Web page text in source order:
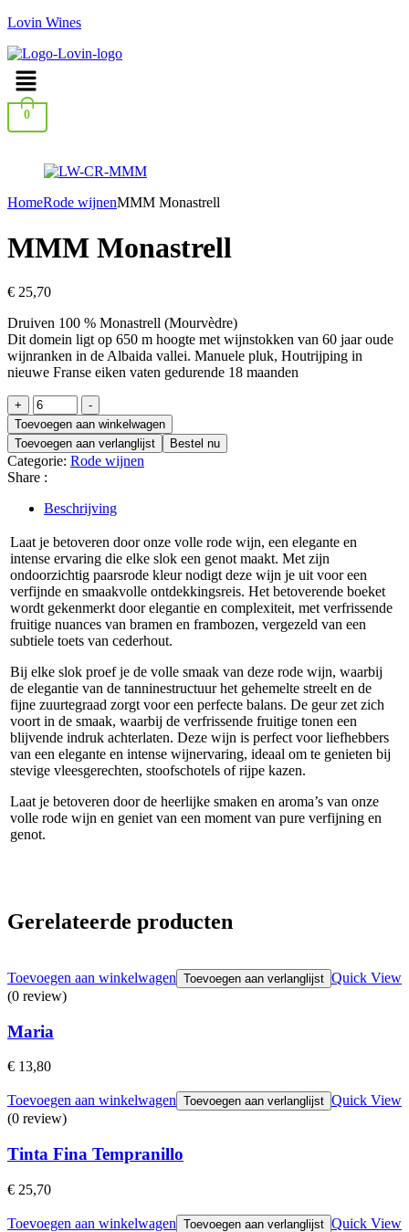
Lovin Wines
Menu
0
HomeRode wijnenMMM Monastrell
MMM Monastrell
€ 25,70
Druiven 100 % Monastrell (Mourvèdre)
Dit domein ligt op 650 m hoogte met wijnstokken van 60 jaar oude
wijnranken in de Albaida vallei. Manuele pluk, Houtrijping in
nieuwe Franse eiken vaten gedurende 18 maanden
+
MMM
Monastrell
quantity
-
Toevoegen aan winkelwagen
Toevoegen aan verlanglijst
Bestel nu
Categorie: Rode wijnen
Share :
Beschrijving
Laat je betoveren door onze volle rode wijn, een elegante en
intense ervaring die elke slok een genot maakt. Met zijn
ondoorzichtig paarsrode kleur nodigt deze wijn je uit voor een
verfijnde en smaakvolle ontdekkingsreis. Het betoverende boeket
wordt gekenmerkt door elegantie en complexiteit, met verfrissende
fruitige nuances van bramen en frambozen, vergezeld van een
subtiele toets van cederhout.
Bij elke slok proef je de volle smaak van deze rode wijn, waarbij
de elegantie van de tanninestructuur het gehemelte streelt en de
fijne zuurtegraad zorgt voor een perfecte balans. De geur zet zich
voort in de smaak, waarbij de verfrissende fruitige tonen een
blijvende indruk achterlaten. Deze wijn is perfect voor liefhebbers
van een elegante en intense wijnervaring, ideaal om te genieten bij
stevige vleesgerechten, stoofschotels of rijpe kazen.
Laat je betoveren door de heerlijke smaken en aroma’s van onze
volle rode wijn en geniet van een moment van pure verfijning en
genot.
Gerelateerde producten
Toevoegen aan winkelwagen Toevoegen aan verlanglijst Quick View
(0 review)
Maria
€ 13,80
Toevoegen aan winkelwagen Toevoegen aan verlanglijst Quick View
(0 review)
Tinta Fina Tempranillo
€ 25,70
Toevoegen aan winkelwagen Toevoegen aan verlanglijst Quick View